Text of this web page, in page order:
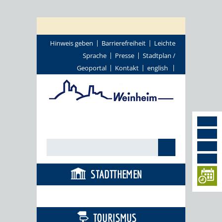
Hinweis geben Barrierefreiheit
Leichte
Sprache
Presse
Stadtplan /
Geoportal
Kontakt english
STADTTHEMEN
TOURISMUS